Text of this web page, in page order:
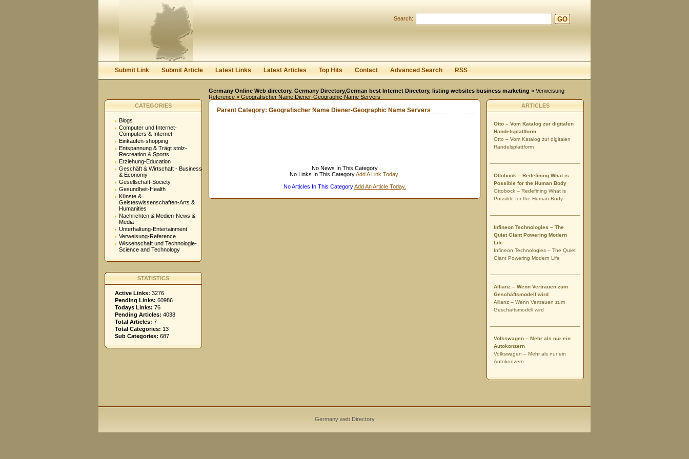
Search: GO
Submit Link Submit Article Latest Links Latest Articles Top Hits Contact Advanced Search RSS
Germany Online Web directory. Germany Directory,German best Internet Directory, listing websites business marketing » Verweisung-
Reference » Geografischer Name Diener-Geographic Name Servers
CATEGORIES
Blogs
Computer und Internet-
Computers & Internet
Einkaufen-shopping
Entspannung & Trägt stolz-
Recreation & Sports
Erziehung-Education
Geschäft & Wirtschaft - Business
& Economy
Gesellschaft-Society
Gesundheit-Health
Künste &
Geisteswissenschaften-Arts &
Humanities
Nachrichten & Medien-News &
Media
Unterhaltung-Entertainment
Verweisung-Reference
Wissenschaft und Technologie-
Science and Technology
STATISTICS
Active Links: 3276
Pending Links: 60986
Todays Links: 76
Pending Articles: 4038
Total Articles: 7
Total Categories: 13
Sub Categories: 687
Parent Category: Geografischer Name Diener-Geographic Name Servers
No News In This Category
No Links In This CategoryAdd A Link Today.
No Articles In This CategoryAdd An Article Today.
ARTICLES
Otto – Vom Katalog zur digitalen
Handelsplattform
Otto – Vom Katalog zur digitalen
Handelsplattform
Ottobock – Redefining What is
Possible for the Human Body
Ottobock – Redefining What is
Possible for the Human Body
Infineon Technologies – The
Quiet Giant Powering Modern
Life
Infineon Technologies – The Quiet
Giant Powering Modern Life
Allianz – Wenn Vertrauen zum
Geschäftsmodell wird
Allianz – Wenn Vertrauen zum
Geschäftsmodell wird
Volkswagen – Mehr als nur ein
Autokonzern
Volkswagen – Mehr als nur ein
Autokonzern
Germany web Directory